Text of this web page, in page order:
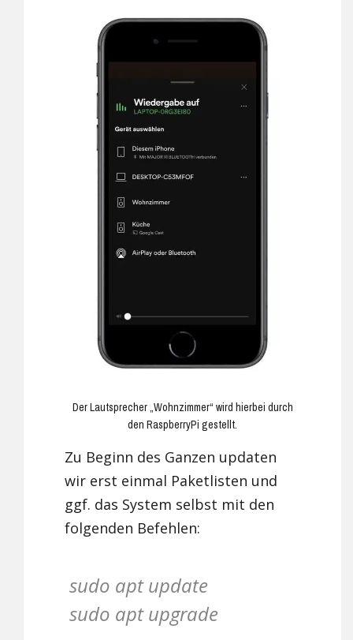
Der Lautsprecher „Wohnzimmer“ wird hierbei durch
den RaspberryPi gestellt.
Zu Beginn des Ganzen updaten
wir erst einmal Paketlisten und
ggf. das System selbst mit den
folgenden Befehlen:
sudo apt update
sudo apt upgrade